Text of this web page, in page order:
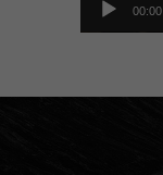
00:00